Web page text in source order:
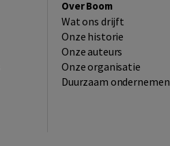
Over Boom
Wat ons drijft
Onze historie
Onze auteurs
Onze organisatie
Duurzaam ondernemen